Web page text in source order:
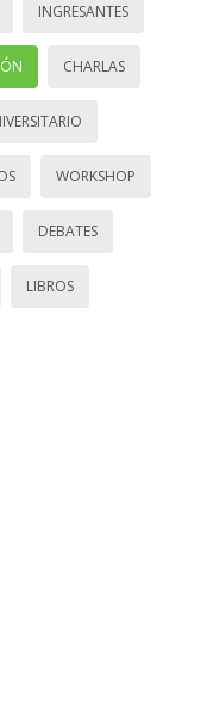
INGRESANTES
CHARLAS
WORKSHOP
DEBATES
LIBROS